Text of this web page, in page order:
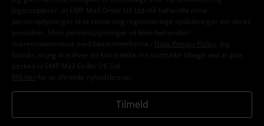
jegaccepterer, at EMP Mail Order UK Ltd må behandle mine
personoplysninger til at sende mig regelmæssige opdateringer om deres
produkter. Mine personoplysninger vil blive behandlet i
overensstemmelse med bestemmelserne i
Data Privacy Policy
. Jeg
forstår, at jeg til enhver tid kan trække mit samtykke tilbage ved at give
besked til EMP Mail Order UK Ltd.
Klik her
for at afmelde nyhedsbrevet.
Tilmeld